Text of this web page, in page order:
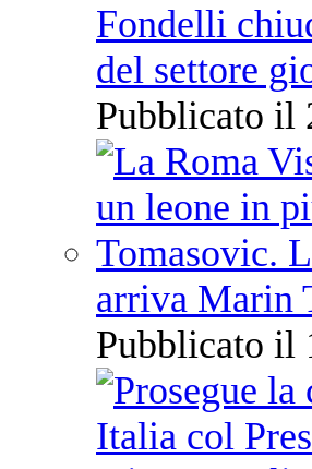
Fondelli
del settore
Pubblicato il
arriva Marin
Pubblicato il